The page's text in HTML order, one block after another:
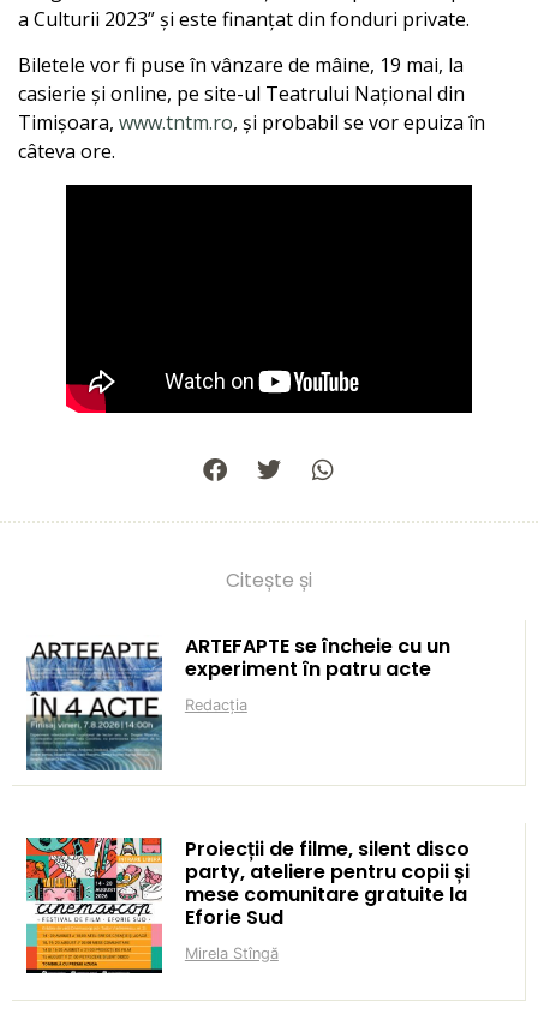
a Culturii 2023” și este finanțat din fonduri private.
Biletele vor fi puse în vânzare de mâine, 19 mai, la
casierie și online, pe site-ul Teatrului Național din
Timișoara, www.tntm.ro, și probabil se vor epuiza în
câteva ore.
Citește și
ARTEFAPTE se încheie cu un
experiment în patru acte
Redacția
Proiecții de filme, silent disco
party, ateliere pentru copii și
mese comunitare gratuite la
Eforie Sud
Mirela Stîngă